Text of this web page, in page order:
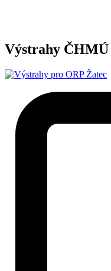
Výstrahy ČHMÚ